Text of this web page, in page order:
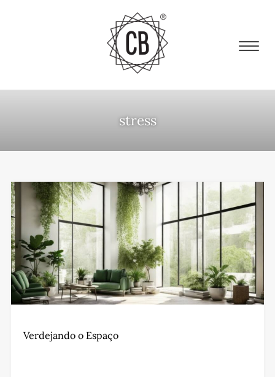
stress
Verdejando o Espaço